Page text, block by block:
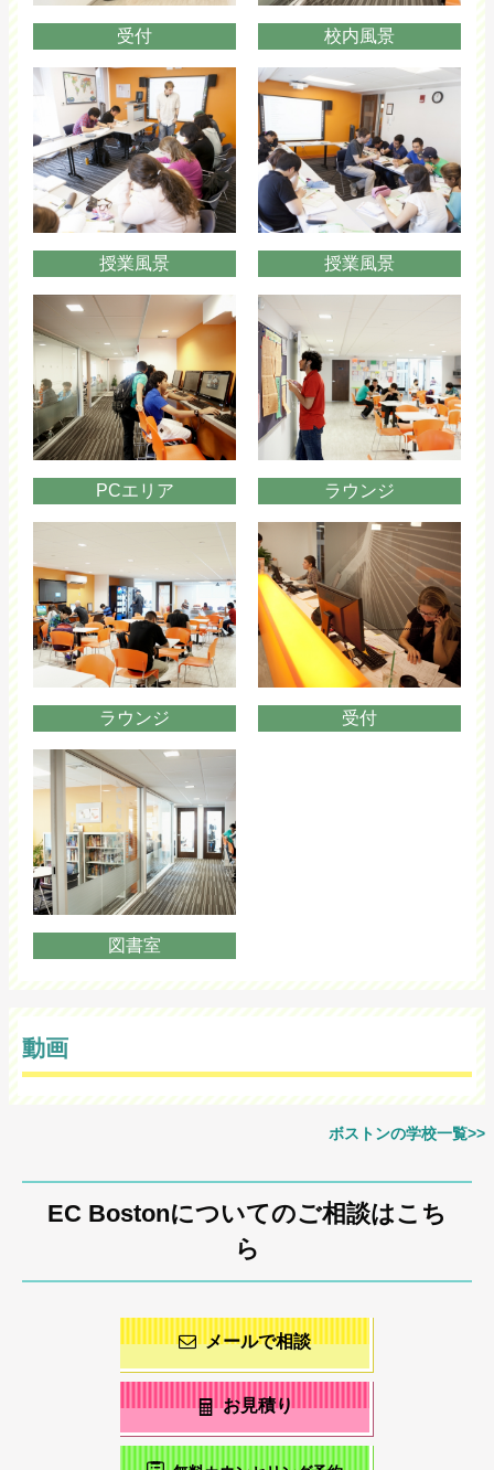
受付 校内風景
授業風景 授業風景
PCエリア ラウンジ
ラウンジ 受付
図書室
動画
ボストンの学校一覧>>
EC Bostonについてのご相談はこち
ら
メールで相談
お見積り